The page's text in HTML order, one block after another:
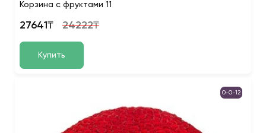
Корзина с фруктами 11
27641₸ 24222₸
Купить
0-0-12